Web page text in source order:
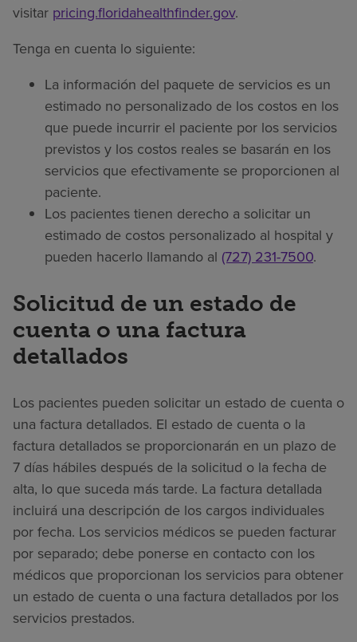
visitar pricing.floridahealthfinder.gov.
Tenga en cuenta lo siguiente:
La información del paquete de servicios es un
estimado no personalizado de los costos en los
que puede incurrir el paciente por los servicios
previstos y los costos reales se basarán en los
servicios que efectivamente se proporcionen al
paciente.
Los pacientes tienen derecho a solicitar un
estimado de costos personalizado al hospital y
pueden hacerlo llamando al (727) 231-7500.
Solicitud de un estado de
cuenta o una factura
detallados
Los pacientes pueden solicitar un estado de cuenta o
una factura detallados. El estado de cuenta o la
factura detallados se proporcionarán en un plazo de
7 días hábiles después de la solicitud o la fecha de
alta, lo que suceda más tarde. La factura detallada
incluirá una descripción de los cargos individuales
por fecha. Los servicios médicos se pueden facturar
por separado; debe ponerse en contacto con los
médicos que proporcionan los servicios para obtener
un estado de cuenta o una factura detallados por los
servicios prestados.